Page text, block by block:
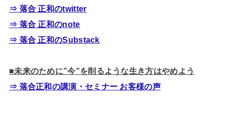
⇒ 落合 正和のtwitter
⇒ 落合 正和のnote
⇒ 落合 正和のSubstack
■未来のために”今”を削るような生き方はやめよう
⇒ 落合正和の講演・セミナー お客様の声